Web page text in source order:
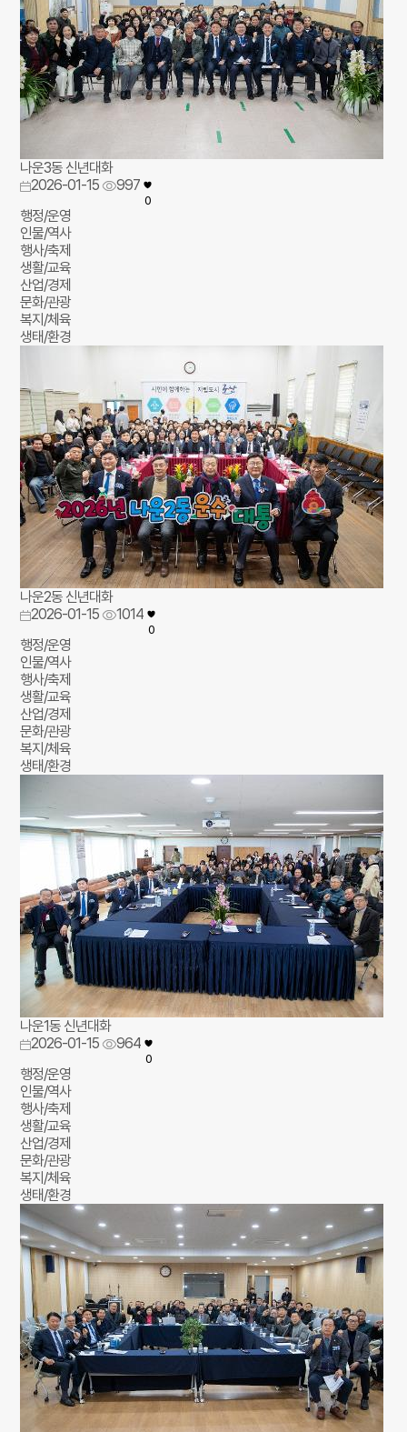
나운3동 신년대화
2026-01-15
997
0
행정/운영
인물/역사
행사/축제
생활/교육
산업/경제
문화/관광
복지/체육
생태/환경
나운2동 신년대화
2026-01-15
1014
0
행정/운영
인물/역사
행사/축제
생활/교육
산업/경제
문화/관광
복지/체육
생태/환경
나운1동 신년대화
2026-01-15
964
0
행정/운영
인물/역사
행사/축제
생활/교육
산업/경제
문화/관광
복지/체육
생태/환경